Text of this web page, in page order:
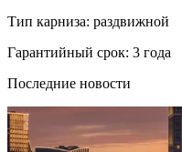
Тип карниза: раздвижной
Гарантийный срок: 3 года
Последние новости